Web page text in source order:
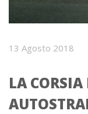
13 Agosto 2018
LA